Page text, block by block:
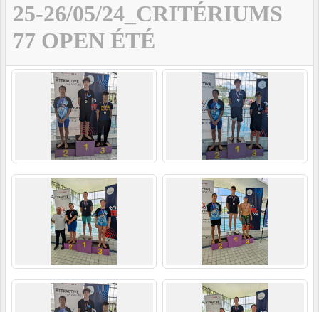
25-26/05/24_CRITÉRIUMS
77 OPEN ÉTÉ